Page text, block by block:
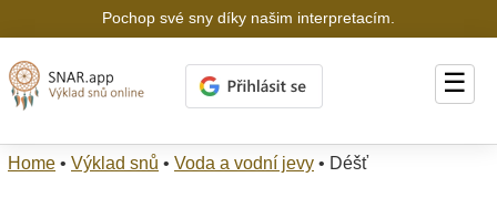
Pochop své sny díky našim interpretacím.
☰
Home • Výklad snů • Voda a vodní jevy • Déšť